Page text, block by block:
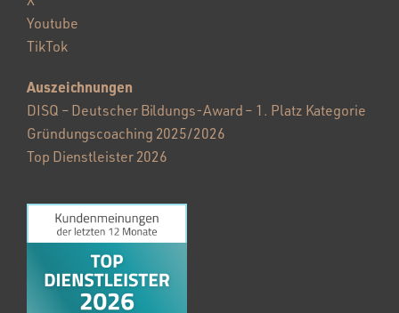
Youtube
TikTok
Auszeichnungen
DISQ – Deutscher Bildungs-Award – 1. Platz Kategorie
Gründungscoaching 2025/2026
Top Dienstleister 2026